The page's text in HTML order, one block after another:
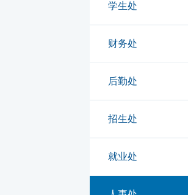
学生处
财务处
后勤处
招生处
就业处